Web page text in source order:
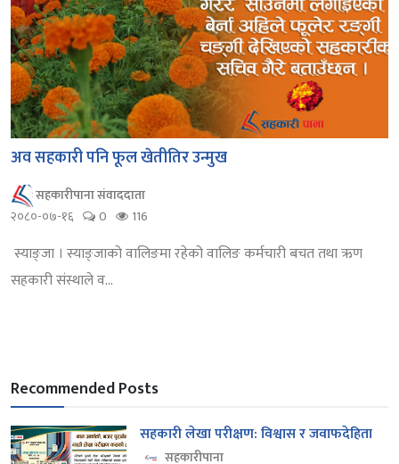
अव सहकारी पनि फूल खेतीतिर उन्मुख
सहकारीपाना संवाददाता
२०८०-०७-१६
0 116
स्याङ्जा । स्याङ्जाको वालिङमा रहेको वालिङ कर्मचारी बचत तथा ऋण
सहकारी संस्थाले व...
Recommended Posts
सहकारी लेखा परीक्षण: विश्वास र जवाफदेहिता
सहकारीपाना